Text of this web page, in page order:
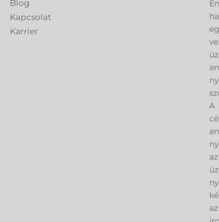
Blog
Kapcsolat
Karrier
A
az
az